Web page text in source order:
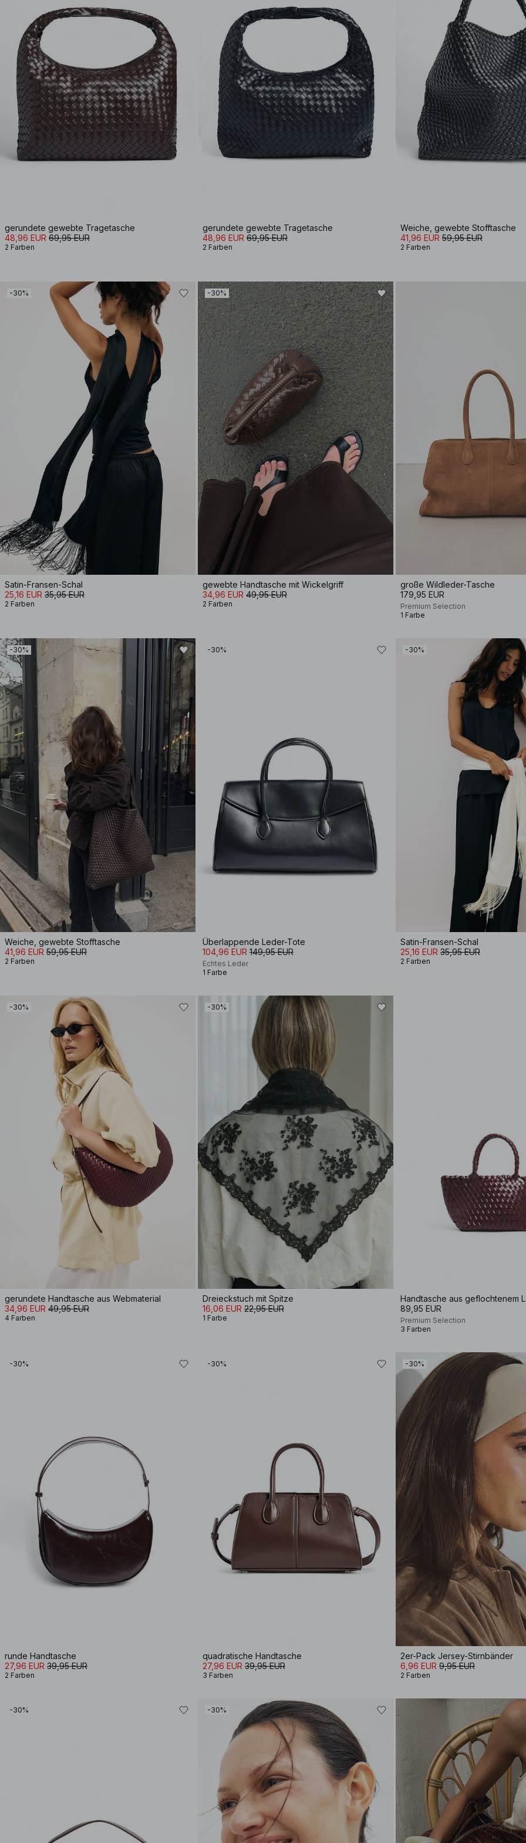
gerundete gewebte Tragetasche
48,96 EUR 69,95 EUR
2 Farben
gerundete gewebte Tragetasche
48,96 EUR 69,95 EUR
2 Farben
Weiche, gewebte Stofftasche
41,96 EUR 59,95 EUR
2 Farben
-30%
Satin-Fransen-Schal
25,16 EUR 35,95 EUR
2 Farben
-30%
gewebte Handtasche mit Wickelgriff
34,96 EUR 49,95 EUR
2 Farben
große Wildleder-Tasche
179,95 EUR
Premium Selection
1 Farbe
-30%
Weiche, gewebte Stofftasche
41,96 EUR 59,95 EUR
2 Farben
-30%
Überlappende Leder-Tote
104,96 EUR 149,95 EUR
Echtes Leder
1 Farbe
-30%
Satin-Fransen-Schal
25,16 EUR 35,95 EUR
2 Farben
-30%
gerundete Handtasche aus Webmaterial
34,96 EUR 49,95 EUR
4 Farben
-30%
Dreieckstuch mit Spitze
16,06 EUR 22,95 EUR
1 Farbe
Handtasche aus geflochtenem
89,95 EUR
Premium Selection
3 Farben
-30%
runde Handtasche
27,96 EUR 39,95 EUR
2 Farben
-30%
quadratische Handtasche
27,96 EUR 39,95 EUR
3 Farben
-30%
2er-Pack Jersey-Stirnbänder
6,96 EUR 9,95 EUR
2 Farben
-30% -30%